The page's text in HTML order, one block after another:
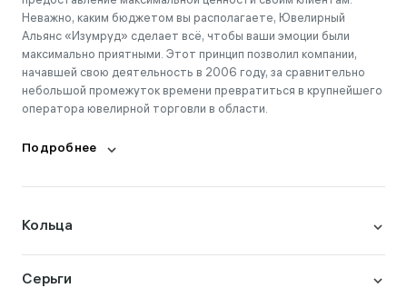
Неважно, каким бюджетом вы располагаете, Ювелирный
Альянс «Изумруд» сделает всё, чтобы ваши эмоции были
максимально приятными. Этот принцип позволил компании,
начавшей свою деятельность в 2006 году, за сравнительно
небольшой промежуток времени превратиться в крупнейшего
оператора ювелирной торговли в области.
Подробнее
Кольца
Серьги